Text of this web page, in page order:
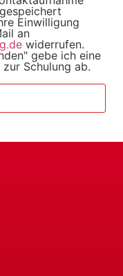
Einwilligung
an
widerrufen.
gebe ich eine
Schulung ab.